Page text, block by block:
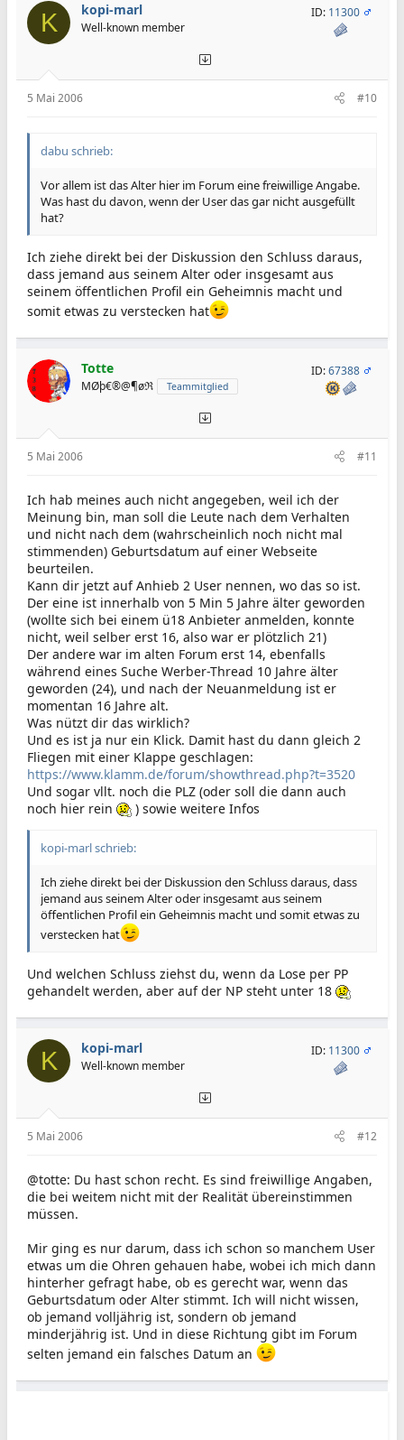
K kopi-marl
Well-known member
ID: 11300
5 Mai 2006 #10
dabu schrieb:
Vor allem ist das Alter hier im Forum eine freiwillige Angabe.
Was hast du davon, wenn der User das gar nicht ausgefüllt
hat?
Ich ziehe direkt bei der Diskussion den Schluss daraus,
dass jemand aus seinem Alter oder insgesamt aus
seinem öffentlichen Profil ein Geheimnis macht und
somit etwas zu verstecken hat
Totte
MØþ€®@¶øℜ Teammitglied
ID:67388
5 Mai 2006 #11
Ich hab meines auch nicht angegeben, weil ich der
Meinung bin, man soll die Leute nach dem Verhalten
und nicht nach dem (wahrscheinlich noch nicht mal
stimmenden) Geburtsdatum auf einer Webseite
beurteilen.
Kann dir jetzt auf Anhieb 2 User nennen, wo das so ist.
Der eine ist innerhalb von 5 Min 5 Jahre älter geworden
(wollte sich bei einem ü18 Anbieter anmelden, konnte
nicht, weil selber erst 16, also war er plötzlich 21)
Der andere war im alten Forum erst 14, ebenfalls
während eines Suche Werber-Thread 10 Jahre älter
geworden (24), und nach der Neuanmeldung ist er
momentan 16 Jahre alt.
Was nützt dir das wirklich?
Und es ist ja nur ein Klick. Damit hast du dann gleich 2
Fliegen mit einer Klappe geschlagen:
https://www.klamm.de/forum/showthread.php?t=3520
Und sogar vllt. noch die PLZ (oder soll die dann auch
noch hier rein
) sowie weitere Infos
kopi-marl schrieb:
Ich ziehe direkt bei der Diskussion den Schluss daraus, dass
jemand aus seinem Alter oder insgesamt aus seinem
öffentlichen Profil ein Geheimnis macht und somit etwas zu
verstecken hat
Und welchen Schluss ziehst du, wenn da Lose per PP
gehandelt werden, aber auf der NP steht unter 18
K kopi-marl
Well-known member
ID: 11300
5 Mai 2006 #12
@totte: Du hast schon recht. Es sind freiwillige Angaben,
die bei weitem nicht mit der Realität übereinstimmen
müssen.
Mir ging es nur darum, dass ich schon so manchem User
etwas um die Ohren gehauen habe, wobei ich mich dann
hinterher gefragt habe, ob es gerecht war, wenn das
Geburtsdatum oder Alter stimmt. Ich will nicht wissen,
ob jemand volljährig ist, sondern ob jemand
minderjährig ist. Und in diese Richtung gibt im Forum
selten jemand ein falsches Datum an